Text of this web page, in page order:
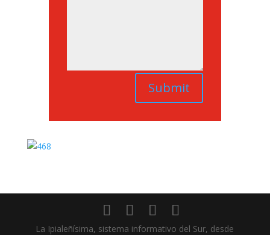
Submit
La Ipialeñísima, sistema informativo del Sur, desde